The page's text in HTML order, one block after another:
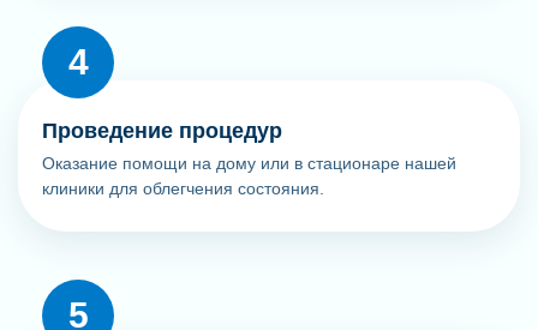
Проведение процедур
Оказание помощи на дому или в стационаре нашей
клиники для облегчения состояния.